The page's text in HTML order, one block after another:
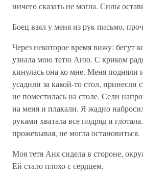
ничего сказать не могла. Силы
Боец взял у меня из рук письмо,
Через некоторое время вижу: бегут
узнала мою тетю Аню. С криком
кинулась она ко мне. Меня подняли
усадили за какой-то стол, принесли
не поместилась на столе. Сели
на меня и плакали. Я жадно
руками хватала все подряд и
прожевывая, не могла остановиться.
Моя тетя Аня сидела в стороне,
Ей стало плохо с сердцем.